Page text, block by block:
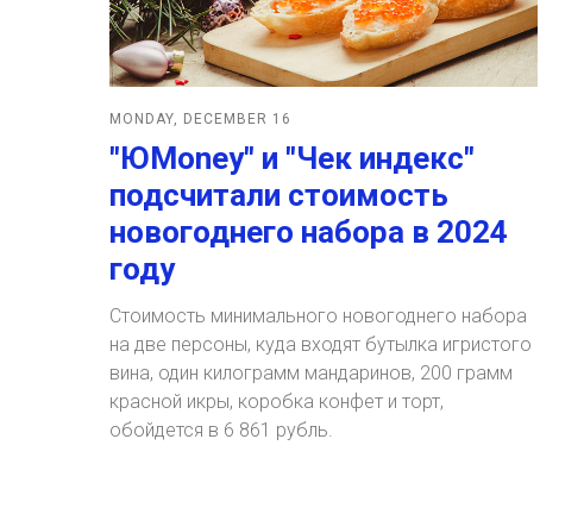
MONDAY, DECEMBER 16
"ЮMoney" и "Чек индекс"
подсчитали стоимость
новогоднего набора в 2024
году
Стоимость минимального новогоднего набора
на две персоны, куда входят бутылка игристого
вина, один килограмм мандаринов, 200 грамм
красной икры, коробка конфет и торт,
обойдется в 6 861 рубль.